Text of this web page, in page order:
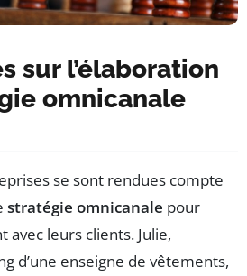
sur l’élaboration
omnicanale
se sont rendues compte
stratégie omnicanale pour
leurs clients. Julie,
d’une enseigne de vêtements,